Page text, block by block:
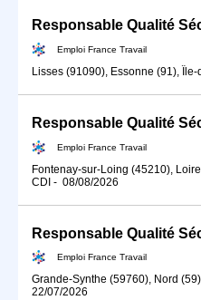
Emploi France Travail
Lisses (91090), Essonne (91), Île-
Emploi France Travail
Fontenay-sur-Loing (45210),
CDI - 08/08/2026
Emploi France Travail
Grande-Synthe (59760), Nord
22/07/2026